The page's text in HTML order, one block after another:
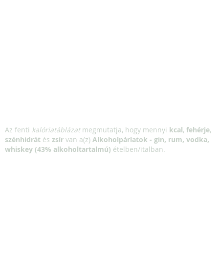
Az fenti kalóriatáblázatmegmutatja, hogy mennyi kcal, fehérje,
szénhidrát és zsír van a(z) Alkoholpárlatok - gin, rum, vodka,
whiskey (43% alkoholtartalmú) ételben/italban.